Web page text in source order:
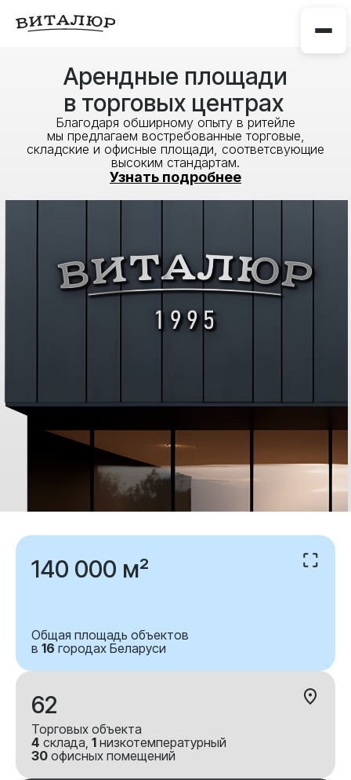
Арендные площади
в торговых центрах
Благодаря обширному опыту в ритейле
мы предлагаем востребованные торговые,
складские и офисные площади, соответсвующие
высоким стандартам.
Узнать подробнее
140 000 м²
Общая площадь объектов
в 16 городах Беларуси
62
Торговых объекта
4 склада, 1 низкотемпературный
30 офисных помещений